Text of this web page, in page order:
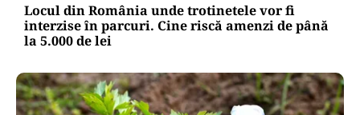
Locul din România unde trotinetele vor fi
interzise în parcuri. Cine riscă amenzi de până
la 5.000 de lei